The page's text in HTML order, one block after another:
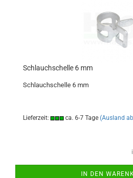
Schlauchschelle 6 mm
Schlauchschelle 6 mm
Lieferzeit: ca. 6-7 Tage (Ausland
IN DEN